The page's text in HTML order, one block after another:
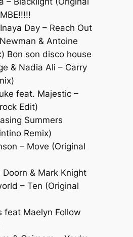
Day – Reach Out
& Antoine
Bon son disco house
& Nadia Ali – Carry
feat. Majestic –
Edit)
Summers
Remix)
– Move (Original
& Mark Knight
– Ten (Original
feat Maelyn Follow